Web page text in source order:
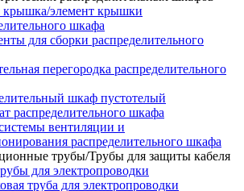
крышка/элемент крышки
шкафа
для сборки распределительного
перегородка распределительного
шкаф пустотелый
распределительного шкафа
вентиляции и
распределительного шкафа
трубы/Трубы для защиты кабеля
для электропроводки
труба для электропроводки